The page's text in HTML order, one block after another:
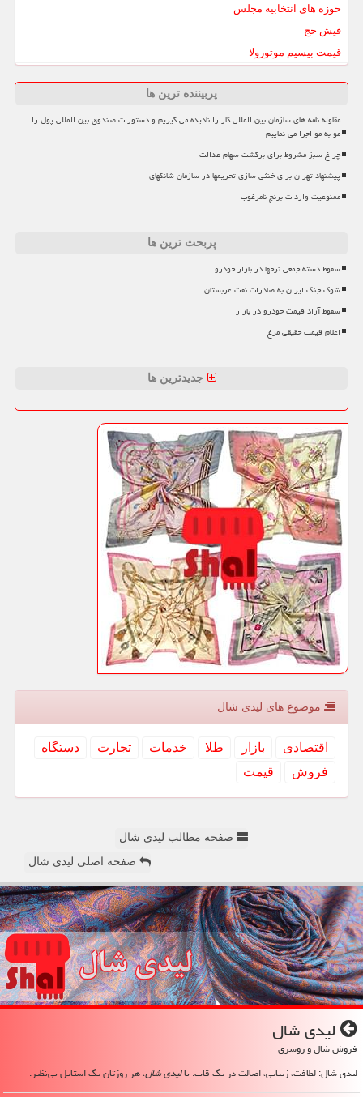
حوزه های انتخابیه مجلس
فیش حج
قیمت بیسیم موتورولا
پربیننده ترین ها
مقاوله نامه های سازمان بین المللی کار را نادیده می گیریم و دستورات صندوق بین المللی پول را
مو به مو اجرا می نماییم
چراغ سبز مشروط برای برگشت سهام عدالت
پیشنهاد تهران برای خنثی سازی تحریمها در سازمان شانگهای
ممنوعیت واردات برنج نامرغوب
پربحث ترین ها
سقوط دسته جمعی نرخها در بازار خودرو
شوک جنگ ایران به صادرات نفت عربستان
سقوط آزاد قیمت خودرو در بازار
اعلام قیمت حقیقی مرغ
جدیدترین ها
موضوع های لیدی شال
اقتصادی بازار طلا خدمات تجارت
دستگاه
فروش
قیمت
صفحه مطالب لیدی شال
صفحه اصلی لیدی شال
لیدی شال
فروش شال و روسری
لیدی شال: لطافت، زیبایی، اصالت در یک قاب. بالیدی شال، هر روزتان یک استایل بی‌نظیر.